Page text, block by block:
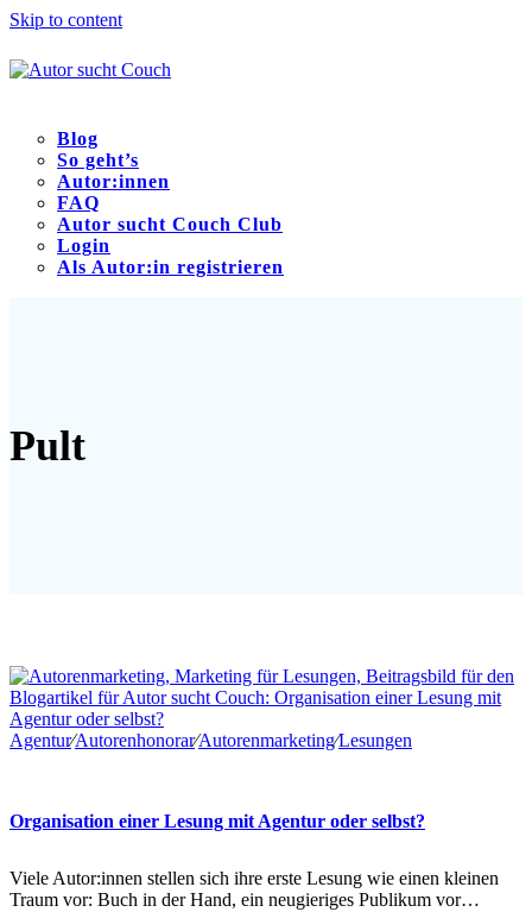
Skip to content
Blog
So geht’s
Autor:innen
FAQ
Autor sucht Couch Club
Login
Als Autor:in registrieren
Pult
Agentur∕Autorenhonorar∕Autorenmarketing∕Lesungen
Organisation einer Lesung mit Agentur oder selbst?
Viele Autor:innen stellen sich ihre erste Lesung wie einen kleinen
Traum vor: Buch in der Hand, ein neugieriges Publikum vor…